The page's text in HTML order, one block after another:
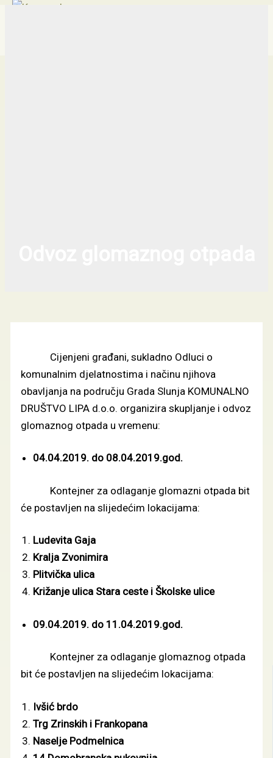
Skip Main
Cijenjeni građani, sukladno Odluci o
komunalnim djelatnostima i načinu njihova
obavljanja na području Grada Slunja KOMUNALNO
DRUŠTVO LIPA d.o.o. organizira skupljanje i odvoz
glomaznog otpada u vremenu:
04.04.2019. do 08.04.2019.god.
Kontejner za odlaganje glomazni otpada bit
će postavljen na slijedećim lokacijama:
Ludevita Gaja
Kralja Zvonimira
Plitvička ulica
Križanje ulica Stara ceste i Školske ulice
09.04.2019. do 11.04.2019.god.
Kontejner za odlaganje glomaznog otpada
bit će postavljen na slijedećim lokacijama:
Ivšić brdo
Trg Zrinskih i Frankopana
Naselje Podmelnica
Traži...